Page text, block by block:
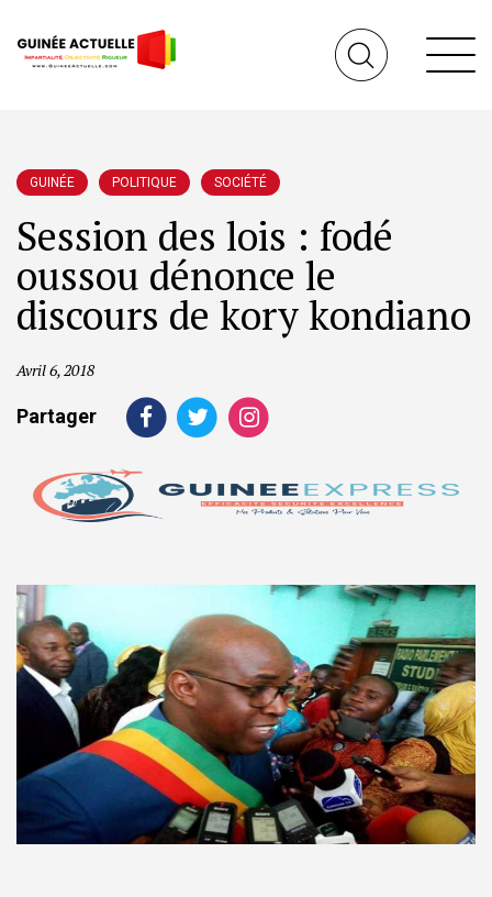
GUINÉE POLITIQUE SOCIÉTÉ
Session des lois : fodé
oussou dénonce le
discours de kory kondiano
Avril 6, 2018
Partager